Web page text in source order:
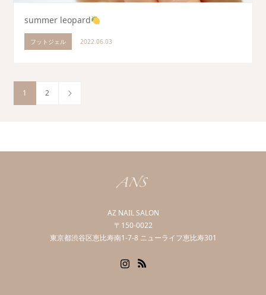
summer leopard
フットジェル 2022.06.03
1 2
AZ NAIL SALON
〒150-0022
東京都渋谷区恵比寿南1-7-8 ニューライフ恵比寿301